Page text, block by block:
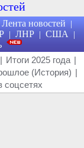
Лента новостей |
| ЛНР | США |
| Итоги 2025 года |
(История) |
соцсетях